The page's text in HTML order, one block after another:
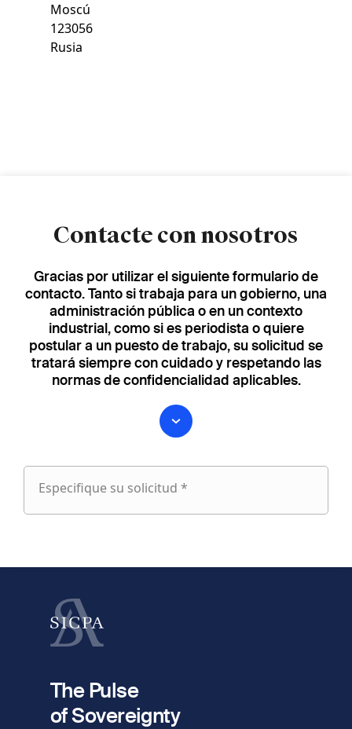
Moscú
123056
Rusia
Contacte con nosotros
Gracias por utilizar el siguiente formulario de
contacto. Tanto si trabaja para un gobierno, una
administración pública o en un contexto
industrial, como si es periodista o quiere
postular a un puesto de trabajo, su solicitud se
tratará siempre con cuidado y respetando las
normas de confidencialidad aplicables.
Especifique su solicitud *
Especifique
Apellido
fieldset
The Pulse
of Sovereignty